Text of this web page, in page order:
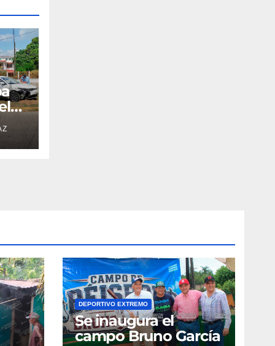
DEPORTIVO EXTREMO
Se inaugura el
campo Bruno García